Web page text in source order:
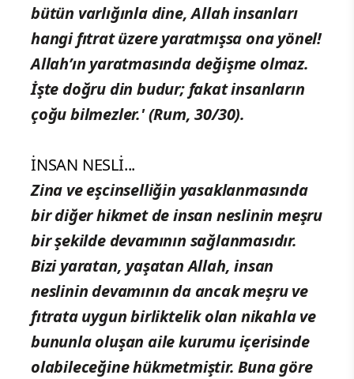
bütün varlığınla dine, Allah insanları
hangi fıtrat üzere yaratmışsa ona yönel!
Allah’ın yaratmasında değişme olmaz.
İşte doğru din budur; fakat insanların
çoğu bilmezler.' (Rum, 30/30).
İNSAN NESLİ...
Zina ve eşcinselliğin yasaklanmasında
bir diğer hikmet de insan neslinin meşru
bir şekilde devamının sağlanmasıdır.
Bizi yaratan, yaşatan Allah, insan
neslinin devamının da ancak meşru ve
fıtrata uygun birliktelik olan nikahla ve
bununla oluşan aile kurumu içerisinde
olabileceğine hükmetmiştir. Buna göre